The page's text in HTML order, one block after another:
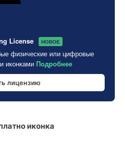
License НОВОЕ
физические или цифровые
иконками Подробнее
лицензию
иконка